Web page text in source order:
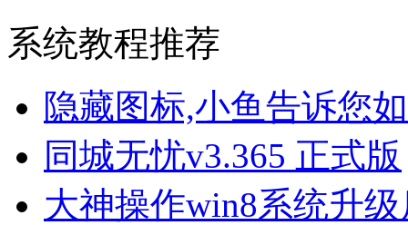
系统教程推荐
隐藏图标,小鱼告诉您
同城无忧v3.365 正式版
大神操作win8系统升